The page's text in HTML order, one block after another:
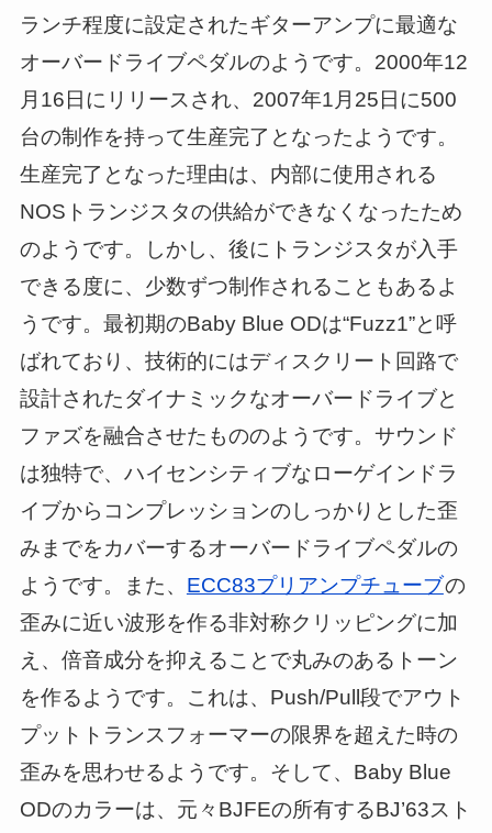
ランチ程度に設定されたギターアンプに最適な
オーバードライブペダルのようです。2000年12
月16日にリリースされ、2007年1月25日に500
台の制作を持って生産完了となったようです。
生産完了となった理由は、内部に使用される
NOSトランジスタの供給ができなくなったため
のようです。しかし、後にトランジスタが入手
できる度に、少数ずつ制作されることもあるよ
うです。最初期のBaby Blue ODは“Fuzz1”と呼
ばれており、技術的にはディスクリート回路で
設計されたダイナミックなオーバードライブと
ファズを融合させたもののようです。サウンド
は独特で、ハイセンシティブなローゲインドラ
イブからコンプレッションのしっかりとした歪
みまでをカバーするオーバードライブペダルの
ようです。また、 ECC83プリアンプチューブの
歪みに近い波形を作る非対称クリッピングに加
え、倍音成分を抑えることで丸みのあるトーン
を作るようです。これは、Push/Pull段でアウト
プットトランスフォーマーの限界を超えた時の
歪みを思わせるようです。そして、Baby Blue
ODのカラーは、元々BJFEの所有するBJ’63スト